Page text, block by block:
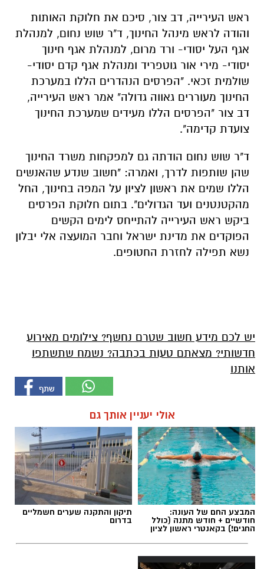
ראש העירייה, דב צור, סיכם את חלוקת האותות
והודה לראש מינהל החינוך, ד"ר שוש נחום, למנהלת
אגף העל יסודי- ורד מרום, למנהלת אגף חינוך
יסודי- מירי אור גוטפריד ומנהלת אגף קדם יסודי-
שולמית זכאי. "הפרסים הנהדרים הללו במערכת
החינוך מעוררים גאווה גדולה" אמר ראש העירייה,
דב צור "הפרסים הללו מעידים שמערכת החינוך
צועדת קדימה".
ד"ר שוש נחום הודתה גם למפקחות משרד החינוך
שהן שותפות לדרך, ואמרה: "חשוב שנדע שהאנשים
הללו שמים את ראשון לציון על המפה בחינוך, החל
מהקטנטנים ועד הגדולים". בתום חלוקת הפרסים
ביקש ראש העירייה להתייחס לימים הקשים
הפוקדים את מדינת ישראל וחבר המועצה אלי יבלון
נשא תפילה לחזרת החטופים.
יש לכם מידע חשוב שטרם נחשף? צילומים מאירוע
חדשותי? מצאתם טעות בכתבה? נשמח שתשתפו
אותנו
אולי יעניין אותך גם
המבצע החם של העונה:
חודשיים + חודש מתנה (כולל
החגים!) בקאנטרי ראשון לציון
תיקון והתקנה שערים חשמליים
בדרום